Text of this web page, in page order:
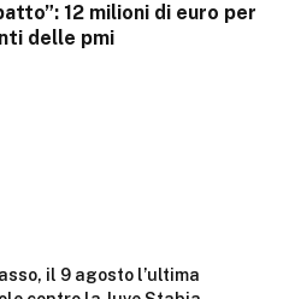
12 milioni di euro per
delle pmi
il 9 agosto l’ultima